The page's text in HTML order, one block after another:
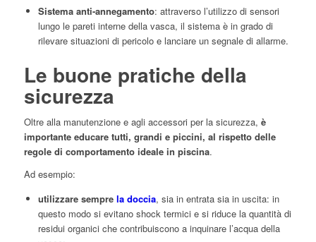
Sistema anti-annegamento: attraverso l’utilizzo di sensori
lungo le pareti interne della vasca, il sistema è in grado di
rilevare situazioni di pericolo e lanciare un segnale di allarme.
Le buone pratiche della
sicurezza
Oltre alla manutenzione e agli accessori per la sicurezza, è
importante educare tutti, grandi e piccini, al rispetto delle
regole di comportamento ideale in piscina.
Ad esempio:
utilizzare sempre la doccia, sia in entrata sia in uscita: in
questo modo si evitano shock termici e si riduce la quantità di
residui organici che contribuiscono a inquinare l’acqua della